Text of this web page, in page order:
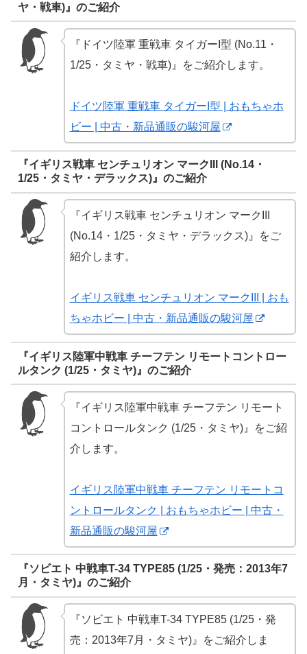
ヤ・戦車)』のご紹介
『ドイツ陸軍 重戦車 タイガーI型 (No.11・
1/25・タミヤ・戦車)』をご紹介します。
ドイツ陸軍 重戦車 タイガーI型 | おもちゃホ
ビー | 中古・新品通販の駿河屋
『イギリス戦車 センチュリオン マークIII (No.14・
1/25・タミヤ・デラックス)』のご紹介
『イギリス戦車 センチュリオン マークIII
(No.14・1/25・タミヤ・デラックス)』をご
紹介します。
イギリス戦車 センチュリオン マークIII | おも
ちゃホビー | 中古・新品通販の駿河屋
『イギリス陸軍中戦車 チーフテン リモートコントロー
ルタンク (1/25・タミヤ)』のご紹介
『イギリス陸軍中戦車 チーフテン リモート
コントロールタンク (1/25・タミヤ)』をご紹
介します。
イギリス陸軍中戦車 チーフテン リモートコ
ントロールタンク | おもちゃホビー | 中古・
新品通販の駿河屋
『ソビエト 中戦車T-34 TYPE85 (1/25・発売：2013年7
月・タミヤ)』のご紹介
『ソビエト 中戦車T-34 TYPE85 (1/25・発
売：2013年7月・タミヤ)』をご紹介しま